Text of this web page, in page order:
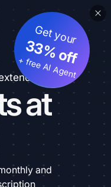
at
Get your
33% off
+ free AI Agent
and